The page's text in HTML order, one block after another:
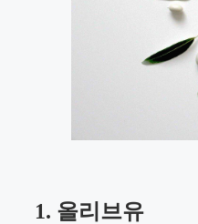
1. 올리브유